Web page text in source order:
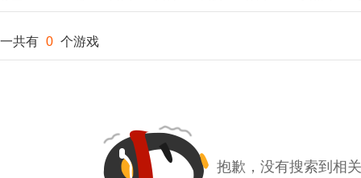
一共有 0 个游戏
抱歉，没有搜索到相